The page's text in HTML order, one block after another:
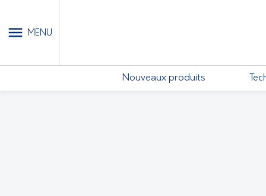
MENU
Nouveaux produits